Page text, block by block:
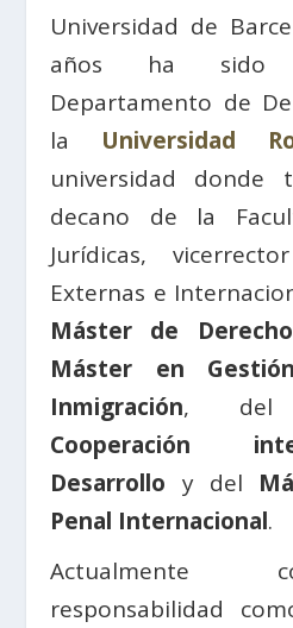
Universidad de
años ha sido
Departamento de
la Universidad
universidad donde
decano de la
Jurídicas,
Externas e
Máster de
Máster en
Inmigración,
Cooperación
Desarrollo y del
Penal Internacional.
Actualmente
responsabilidad